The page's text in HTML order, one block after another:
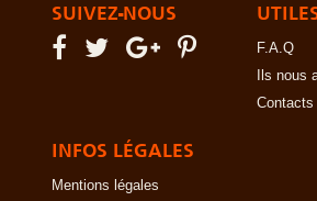
SUIVEZ-NOUS
F.A.Q
Ils nous
Contacts
INFOS LÉGALES
Mentions légales